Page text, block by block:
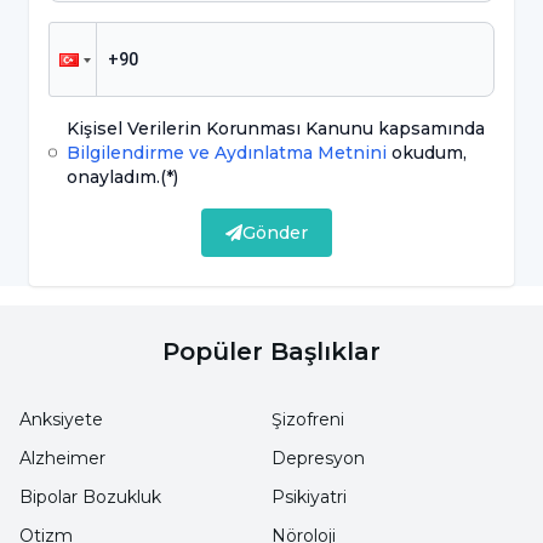
bölümünde görülebilmektedir. Kronik ve
Lenfödemin kılcal damarlar ve
kaynaklanan bir hastalık olduğunu belirten
arası dolaşım seviyesinde yetersiz kalan lenf
akışı, iltihaplanma ve yüksek protein içeren
doku sıvının anormal birikmesine neden olur.
Kişisel Verilerin Korunması Kanunu kapsamında
Bilgilendirme ve Aydınlatma Metniniokudum,
onayladım.(*)
Gönder
Popüler Başlıklar
Anksiyete
Alzheimer
Bipolar Bozukluk
Otizm
Şizofreni
Depresyon
Psikiyatri
Nöroloji